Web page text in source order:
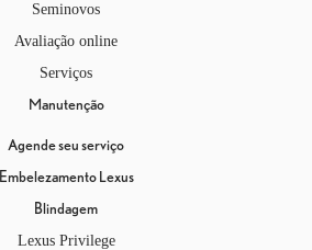
Seminovos
Avaliação online
Serviços
Manutenção
Agende seu serviço
Embelezamento Lexus
Blindagem
Lexus Privilege